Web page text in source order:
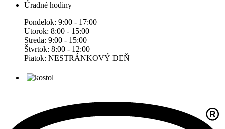
Úradné hodiny
Pondelok: 9:00 - 17:00
Utorok: 8:00 - 15:00
Streda: 9:00 - 15:00
Štvrtok: 8:00 - 12:00
Piatok: NESTRÁNKOVÝ DEŇ